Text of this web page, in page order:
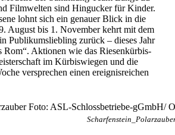
Filmwelten sind Hingucker für Kinder.
lohnt sich ein genauer Blick in die
August bis 1. November kehrt mit dem
Publikumsliebling zurück – dieses Jahr
Rom“. Aktionen wie das Riesenkürbis-
im Kürbiswiegen und die
versprechen einen ereignisreichen